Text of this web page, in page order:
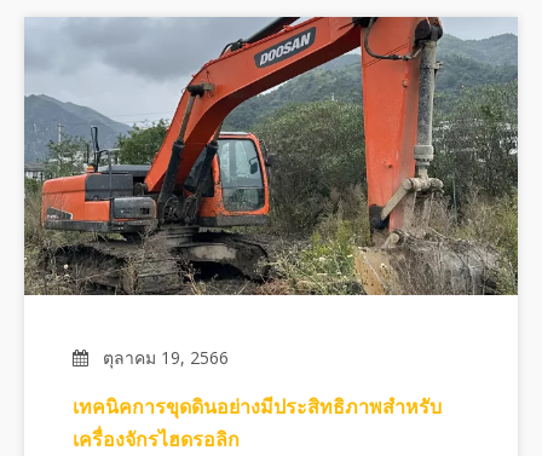
ตุลาคม 19, 2566
เทคนิคการขุดดินอย่างมีประสิทธิภาพสำหรับ
เครื่องจักรไฮดรอลิก